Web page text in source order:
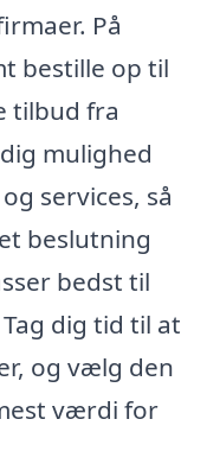
På
bestille op til
tilbud fra
mulighed
services, så
beslutning
bedst til
dig tid til at
og vælg den
værdi for